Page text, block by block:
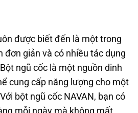
được biết đến là một trong
đơn giản và có nhiều tác dụng
ngũ cốc là một nguồn dinh
cung cấp năng lượng cho một
bột ngũ cốc NAVAN, bạn có
mỗi ngày mà không mất